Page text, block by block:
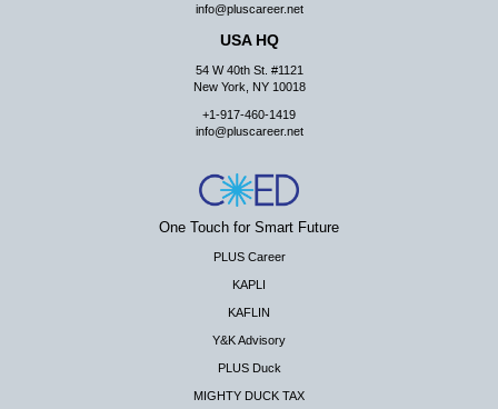
info@pluscareer.net
USA HQ
54 W 40th St. #1121
New York, NY 10018
+1-917-460-1419
info@pluscareer.net
One Touch for Smart Future
PLUS Career
KAPLI
KAFLIN
Y&K Advisory
PLUS Duck
MIGHTY DUCK TAX